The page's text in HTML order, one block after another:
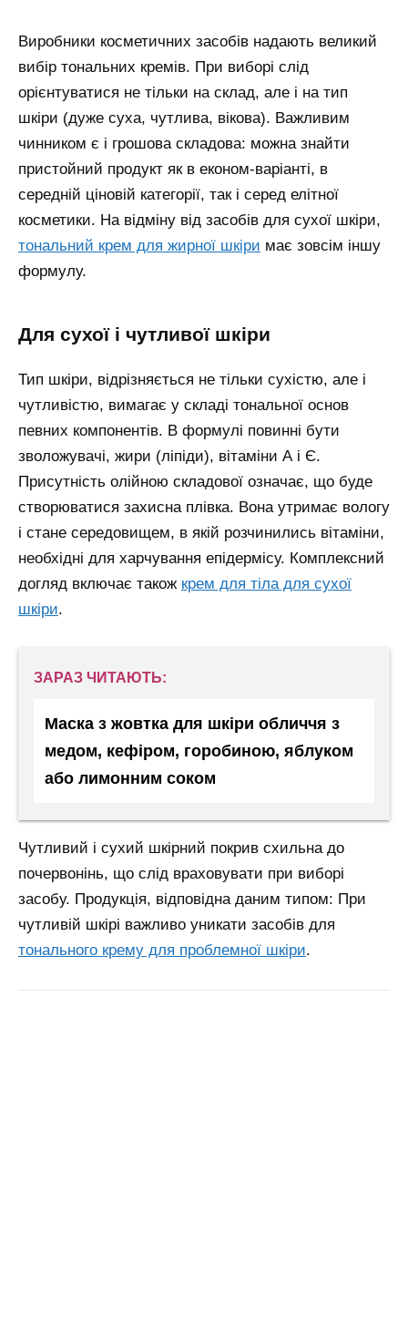
Виробники косметичних засобів надають великий
вибір тональних кремів. При виборі слід
орієнтуватися не тільки на склад, але і на тип
шкіри (дуже суха, чутлива, вікова). Важливим
чинником є і грошова складова: можна знайти
пристойний продукт як в економ-варіанті, в
середній ціновій категорії, так і серед елітної
косметики. На відміну від засобів для сухої шкіри,
тональний крем для жирної шкіри має зовсім іншу
формулу.
для сухої і чутливої шкіри
Тип шкіри, відрізняється не тільки сухістю, але і
чутливістю, вимагає у складі тональної основ
певних компонентів. В формулі повинні бути
зволожувачі, жири (ліпіди), вітаміни А і Є.
Присутність олійною складової означає, що буде
створюватися захисна плівка. Вона утримає вологу
і стане середовищем, в якій розчинились вітаміни,
необхідні для харчування епідермісу. Комплексний
догляд включає також крем для тіла для сухої
шкіри.
ЗАРАЗ ЧИТАЮТЬ:
Маска з жовтка для шкіри обличчя з
медом, кефіром, горобиною, яблуком
або лимонним соком
Чутливий і сухий шкірний покрив схильна до
почервонінь, що слід враховувати при виборі
засобу. Продукція, відповідна даним типом: При
чутливій шкірі важливо уникати засобів для
тонального крему для проблемної шкіри.